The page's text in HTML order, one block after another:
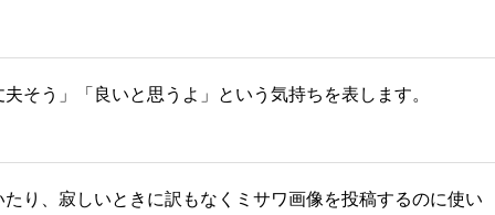
そう」「良いと思うよ」という気持ちを表します。
り、寂しいときに訳もなくミサワ画像を投稿するのに使い